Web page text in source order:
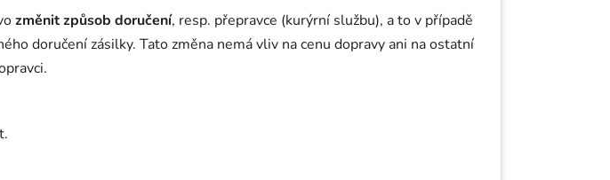
změnit způsob doručení, resp. přepravce (kurýrní službu), a to v případě
doručení zásilky. Tato změna nemá vliv na cenu dopravy ani na ostatní